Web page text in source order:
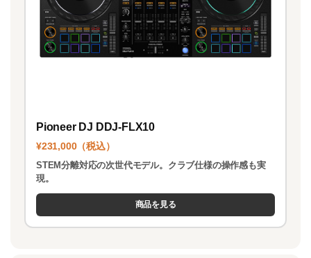
Pioneer DJ DDJ-FLX10
¥231,000（税込）
STEM分離対応の次世代モデル。クラブ仕様の操作感も実
現。
商品を見る